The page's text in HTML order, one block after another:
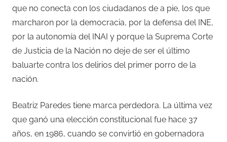
que no conecta con los ciudadanos de a pie, los que
marcharon por la democracia, por la defensa del INE,
por la autonomía del INAI y porque la Suprema Corte
de Justicia de la Nación no deje de ser el último
baluarte contra los delirios del primer porro de la
nación.
Beatriz Paredes tiene marca perdedora. La última vez
que ganó una elección constitucional fue hace 37
años, en 1986, cuando se convirtió en gobernadora